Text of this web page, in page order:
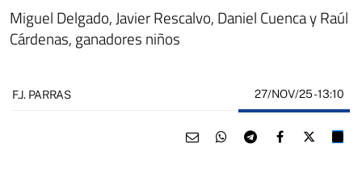
Miguel Delgado, Javier Rescalvo, Daniel Cuenca y Raúl
Cárdenas, ganadores niños
F.J. PARRAS 27/NOV/25- 13:10